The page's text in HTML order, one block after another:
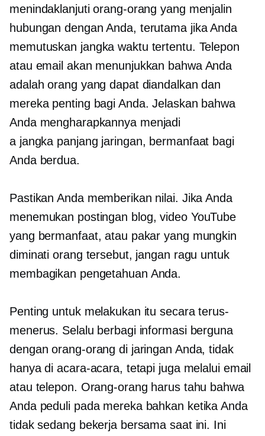
menindaklanjuti orang-orang yang menjalin
hubungan dengan Anda, terutama jika Anda
memutuskan jangka waktu tertentu. Telepon
atau email akan menunjukkan bahwa Anda
adalah orang yang dapat diandalkan dan
mereka penting bagi Anda. Jelaskan bahwa
Anda mengharapkannya menjadi
a jangka panjang jaringan, bermanfaat bagi
Anda berdua.
Pastikan Anda memberikan nilai. Jika Anda
menemukan postingan blog, video YouTube
yang bermanfaat, atau pakar yang mungkin
diminati orang tersebut, jangan ragu untuk
membagikan pengetahuan Anda.
Penting untuk melakukan itu secara terus-
menerus. Selalu berbagi informasi berguna
dengan orang-orang di jaringan Anda, tidak
hanya di acara-acara, tetapi juga melalui email
atau telepon. Orang-orang harus tahu bahwa
Anda peduli pada mereka bahkan ketika Anda
tidak sedang bekerja bersama saat ini. Ini